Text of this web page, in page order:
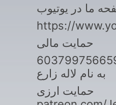
https://
حمایت مالی
به نام لاله زارع